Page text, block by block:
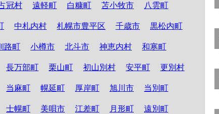
冠村 遠軽町 白糠町 苫小牧市 八雲町
中札内村 札幌市豊平区 千歳市 黒松内町
路町 小樽市 北斗市 神恵内村 和寒町
長万部町 栗山町 初山別村 安平町 更別村
当麻町 幌延町 厚岸町 旭川市 当別町
士幌町 美唄市 江差町 月形町 遠別町